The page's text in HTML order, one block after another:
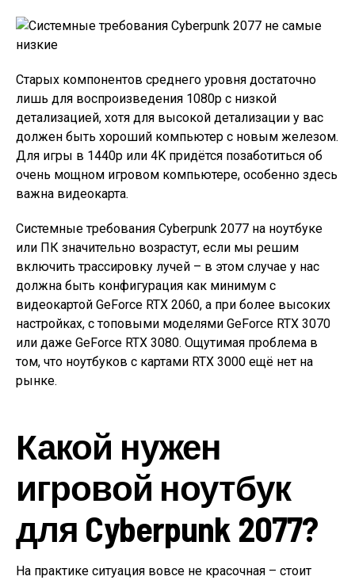
Старых компонентов среднего уровня достаточно
лишь для воспроизведения 1080p с низкой
детализацией, хотя для высокой детализации у вас
должен быть хороший компьютер с новым железом.
Для игры в 1440p или 4K придётся позаботиться об
очень мощном игровом компьютере, особенно здесь
важна видеокарта.
Системные требования Cyberpunk 2077 на ноутбуке
или ПК значительно возрастут, если мы решим
включить трассировку лучей – в этом случае у нас
должна быть конфигурация как минимум с
видеокартой GeForce RTX 2060, а при более высоких
настройках, с топовыми моделями GeForce RTX 3070
или даже GeForce RTX 3080. Ощутимая проблема в
том, что ноутбуков с картами RTX 3000 ещё нет на
рынке.
Какой нужен
игровой ноутбук
для Cyberpunk 2077?
На практике ситуация вовсе не красочная – стоит